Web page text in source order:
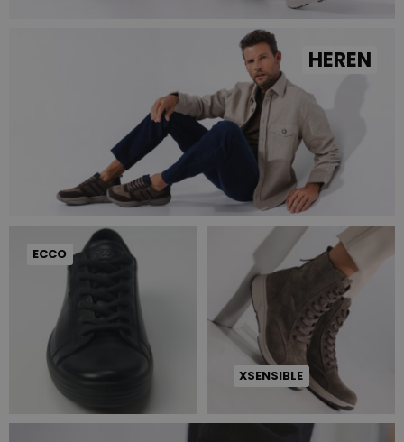
HEREN
ECCO
XSENSIBLE